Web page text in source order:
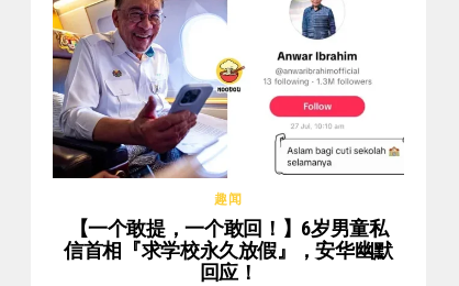
趣闻
【一个敢提，一个敢回！】6岁男童私
信首相『求学校永久放假』，安华幽默
回应！